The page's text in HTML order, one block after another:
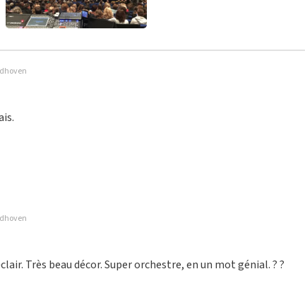
nouveau bien organisé.
Très beau décor. Super orchestre, en un mot génial. ? ?